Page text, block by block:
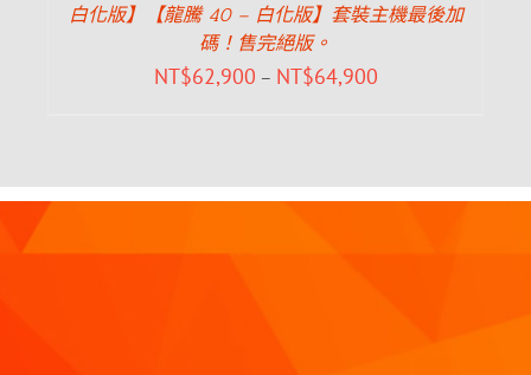
白化版】【龍騰 40 – 白化版】套裝主機最後加
碼！售完絕版。
NT$62,900 – NT$64,900